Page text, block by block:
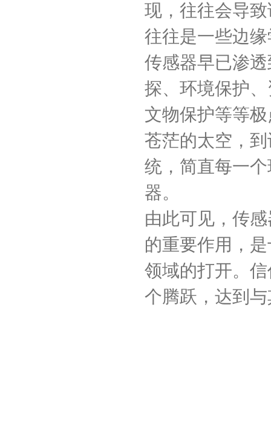
现，往往会导
往往是一些边
传感器早已渗
探、环境保护
文物保护等等
苍茫的太空，
统，简直每一
器。
由此可见，传
的重要作用，
领域的打开。
个腾跃，达到